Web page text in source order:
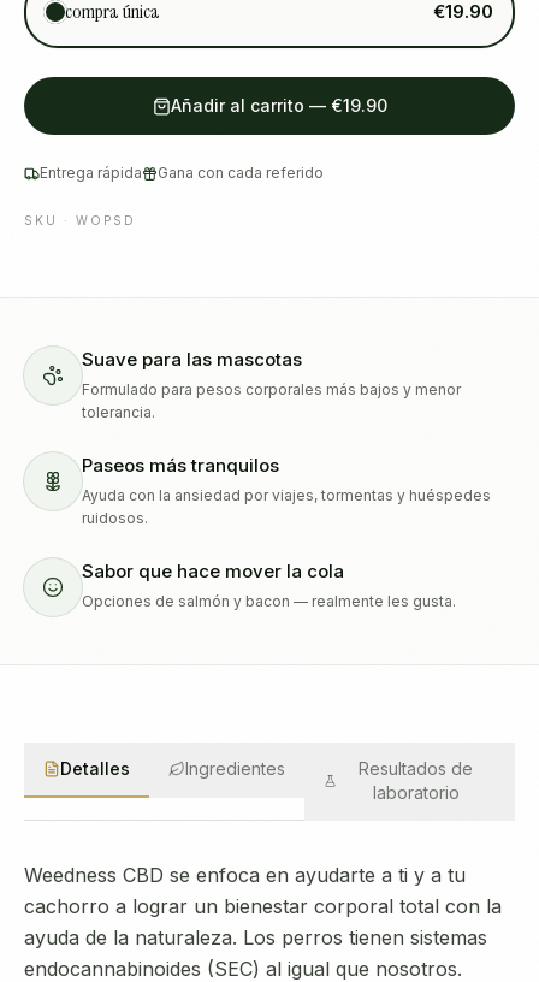
compra única €19.90
Añadir al carrito — €19.90
Entrega rápida Gana con cada referido
SKU · WOPSD
Suave para las mascotas
Formulado para pesos corporales más bajos y menor
tolerancia.
Paseos más tranquilos
Ayuda con la ansiedad por viajes, tormentas y huéspedes
ruidosos.
Sabor que hace mover la cola
Opciones de salmón y bacon — realmente les gusta.
Detalles Ingredientes
Resultados de
laboratorio
Weedness CBD se enfoca en ayudarte a ti y a tu
cachorro a lograr un bienestar corporal total con la
ayuda de la naturaleza. Los perros tienen sistemas
endocannabinoides (SEC) al igual que nosotros.